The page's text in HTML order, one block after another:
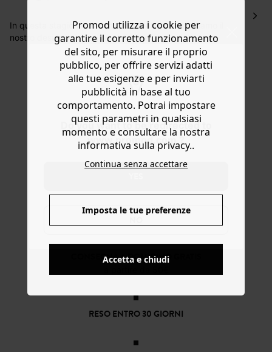
Do you want to be redirected to
www.promod.com ?
decorrere dalla data dell’avvenuta ricezione.
Aiuto
In questa stagione autunno-invernale, rivendichiamo il
nostro desiderio di fantasia! Trecce originali, trafori
intriganti e lavorazione a coste! Questa maglia in morbido
filato piacevole da indossare è perfetta con i jeans, con
un capo in velluto o in raso. Linea leggermente stretta in
fondo, scollo a barca a coste, giromanica basso, manica
lunga e fondo dritto. Contiene fibre riciclate.
CONSEGNA A DOMICILIO GRATIS
RESO ENTRO 30 GIORNI
Promod utilizza i cookie per
garantire il corretto funzionamento
del sito, per misurare il proprio
pubblico, per offrire servizi adatti
alle tue esigenze e per inviarti
pubblicità in base al tuo
comportamento. Potrai impostare
questi parametri in qualsiasi
momento e consultare la nostra
informativa sulla privacy..
Continua senza accettare
Imposta le tue preferenze
Accetta e chiudi